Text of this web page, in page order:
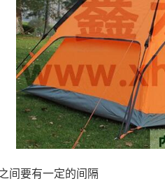
间要有一定的间隔